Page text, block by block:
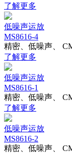
了解更多
低噪声运放
MS8616-4
精密、低噪声、
了解更多
低噪声运放
MS8616-1
精密、低噪声、
了解更多
低噪声运放
MS8616-2
精密、低噪声、